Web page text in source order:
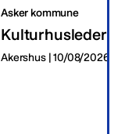
Asker kommune
Kulturhusleder
Akershus | 10/08/2026